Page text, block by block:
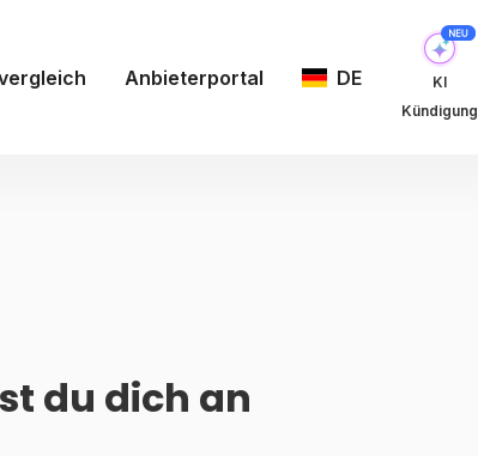
Anbieterportal DE
KI
Kündigung
du dich an